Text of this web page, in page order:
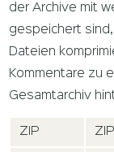
der Archive mit
gespeichert
Dateien
Kommentare zu
Gesamtarchiv
ZIP